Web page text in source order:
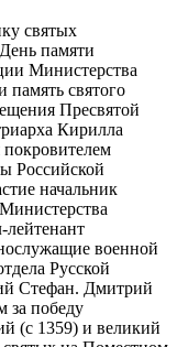
святых
памяти
Министерства
святого
Пресвятой
Кирилла
покровителем
Российской
начальник
лейтенант
военной
Русской
Стефан. Дмитрий
за победу
(с 1359) и великий